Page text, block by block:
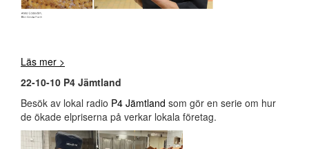
Läs mer >
22-10-10 P4 Jämtland
Besök av lokal radio P4 Jämtland som gör en serie om hur
de ökade elpriserna på verkar lokala företag.